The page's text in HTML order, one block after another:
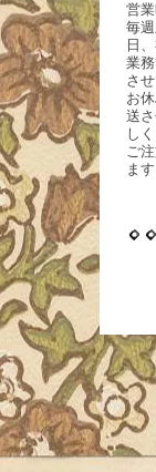
営
毎
日
業
さ
お
送
し
ご
ます